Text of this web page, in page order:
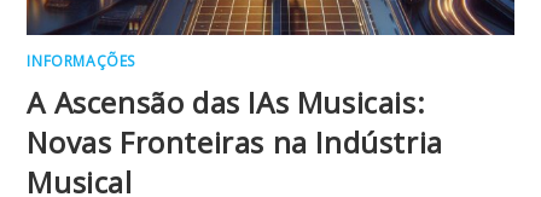
INFORMAÇÕES
A Ascensão das IAs Musicais:
Novas Fronteiras na Indústria
Musical